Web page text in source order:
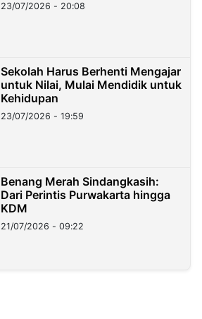
23/07/2026 - 20:08
Sekolah Harus Berhenti Mengajar
untuk Nilai, Mulai Mendidik untuk
Kehidupan
23/07/2026 - 19:59
Benang Merah Sindangkasih:
Dari Perintis Purwakarta hingga
KDM
21/07/2026 - 09:22